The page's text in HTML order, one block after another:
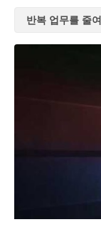
반복 업무를 줄
반복 업무를 줄
반복 업무를 줄
반복 업무를 줄